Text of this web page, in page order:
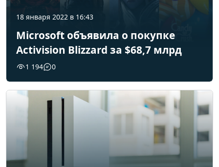
18 января 2022 в 16:43
Microsoft объявила о покупке
Activision Blizzard за $68,7 млрд
1 194 0